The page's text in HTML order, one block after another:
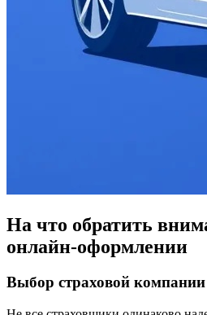
На что обратить
онлайн-оформлении
Выбор страховой компании